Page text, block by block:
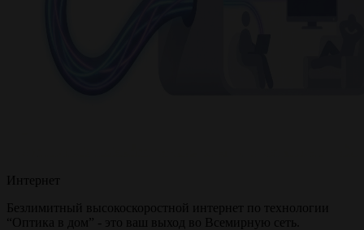
Интернет
Безлимитный высокоскоростной интернет по технологии
“Оптика в дом” - это ваш выход во Всемирную сеть.